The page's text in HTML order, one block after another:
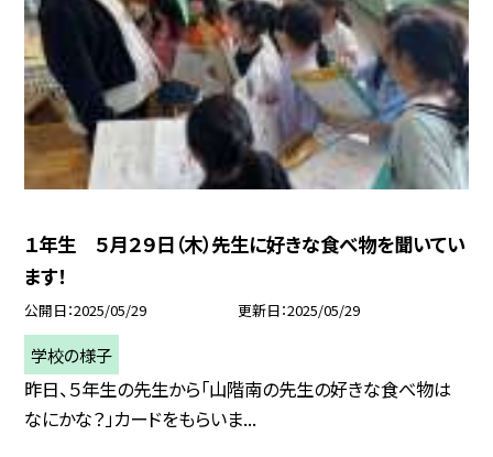
１年生 ５月２９日（木）先生に好きな食べ物を聞いてい
ます！
公開日 2025/05/29 更新日 2025/05/29
学校の様子
昨日、５年生の先生から「山階南の先生の好きな食べ物は
なにかな？」カードをもらいま...